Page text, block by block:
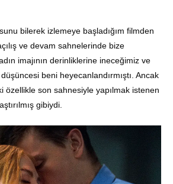
bilerek izlemeye başladığım filmden
ve devam sahnelerinde bize
imajının derinliklerine ineceğimiz ve
beni heyecanlandırmıştı. Ancak
özellikle son sahnesiyle yapılmak istenen
gibiydi.